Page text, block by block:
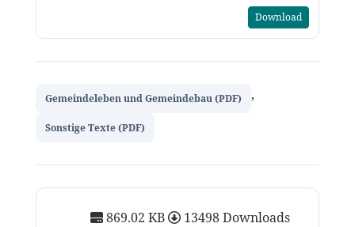
Download
Gemeindeleben und Gemeindebau (PDF) ,
Sonstige Texte (PDF)
869.02 KB 13498 Downloads